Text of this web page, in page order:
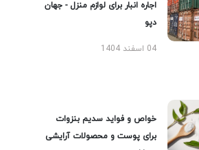
اجاره انبار برای لوازم منزل - جهان
دپو
04 اسفند 1404
خواص و فواید سدیم بنزوات
برای پوست و محصولات آرایشی